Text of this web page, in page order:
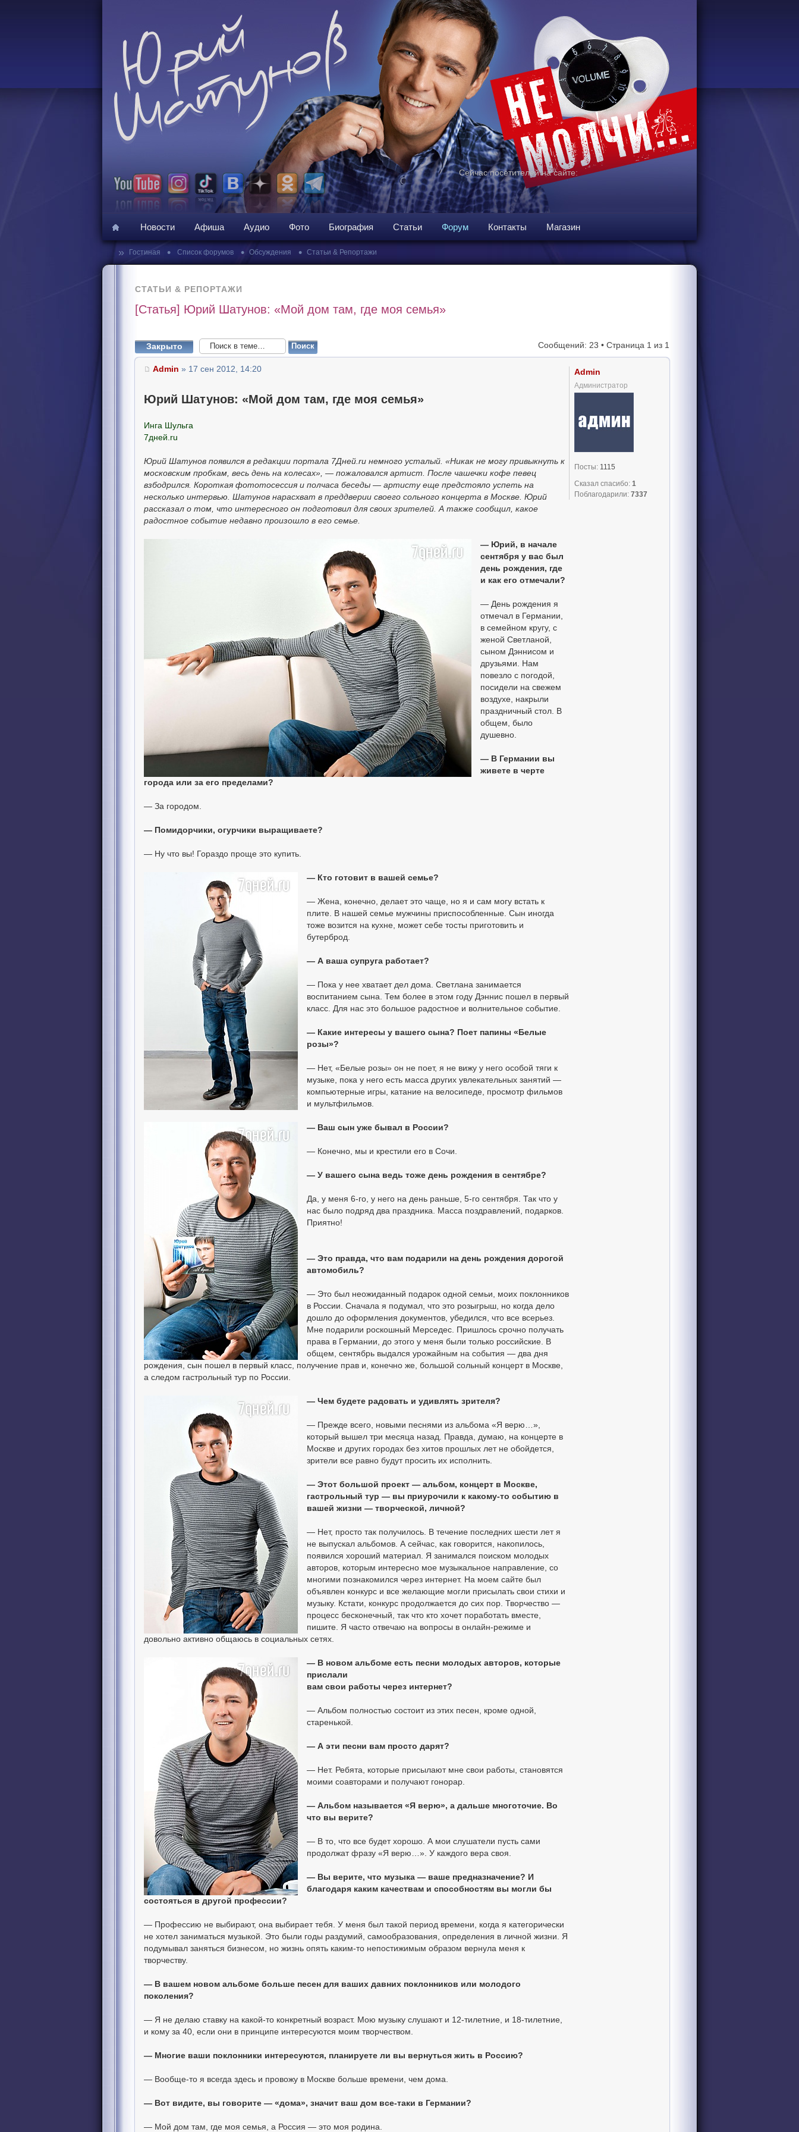
Сейчас посетителей на сайте:
Новости Афиша Аудио Фото Биография Статьи Форум Контакты Магазин
» Гостиная • Список форумов • Обсуждения • Статьи & Репортажи
СТАТЬИ & РЕПОРТАЖИ
[Статья] Юрий Шатунов: «Мой дом там, где моя семья»
Закрыто Сообщений: 23 • Страница 1 из 1
Admin » 17 сен 2012, 14:20
Юрий Шатунов: «Мой дом там, где моя семья»
Инга Шульга
7дней.ru
Юрий Шатунов появился в редакции портала 7Дней.ru немного усталый. «Никак не могу привыкнуть к
московским пробкам, весь день на колесах», — пожаловался артист. После чашечки кофе певец
взбодрился. Короткая фототосессия и полчаса беседы — артисту еще предстояло успеть на
несколько интервью. Шатунов нарасхват в преддверии своего сольного концерта в Москве. Юрий
рассказал о том, что интересного он подготовил для своих зрителей. А также сообщил, какое
радостное событие недавно произошло в его семье.
— Юрий, в начале
сентября у вас был
день рождения, где
и как его отмечали?
— День рождения я
отмечал в Германии,
в семейном кругу, с
женой Светланой,
сыном Дэннисом и
друзьями. Нам
повезло с погодой,
посидели на свежем
воздухе, накрыли
праздничный стол. В
общем, было
душевно.
— В Германии вы
живете в черте
города или за его пределами?
— За городом.
— Помидорчики, огурчики выращиваете?
— Ну что вы! Гораздо проще это купить.
— Кто готовит в вашей семье?
— Жена, конечно, делает это чаще, но я и сам могу встать к
плите. В нашей семье мужчины приспособленные. Сын иногда
тоже возится на кухне, может себе тосты приготовить и
бутерброд.
— А ваша супруга работает?
— Пока у нее хватает дел дома. Светлана занимается
воспитанием сына. Тем более в этом году Дэннис пошел в первый
класс. Для нас это большое радостное и волнительное событие.
— Какие интересы у вашего сына? Поет папины «Белые
розы»?
— Нет, «Белые розы» он не поет, я не вижу у него особой тяги к
музыке, пока у него есть масса других увлекательных занятий —
компьютерные игры, катание на велосипеде, просмотр фильмов
и мультфильмов.
— Ваш сын уже бывал в России?
— Конечно, мы и крестили его в Сочи.
— У вашего сына ведь тоже день рождения в сентябре?
Да, у меня 6-го, у него на день раньше, 5-го сентября. Так что у
нас было подряд два праздника. Масса поздравлений, подарков.
Приятно!
— Это правда, что вам подарили на день рождения дорогой
автомобиль?
— Это был неожиданный подарок одной семьи, моих поклонников
в России. Сначала я подумал, что это розыгрыш, но когда дело
дошло до оформления документов, убедился, что все всерьез.
Мне подарили роскошный Мерседес. Пришлось срочно получать
права в Германии, до этого у меня были только российские. В
общем, сентябрь выдался урожайным на события — два дня
рождения, сын пошел в первый класс, получение прав и, конечно же, большой сольный концерт в Москве,
а следом гастрольный тур по России.
— Чем будете радовать и удивлять зрителя?
— Прежде всего, новыми песнями из альбома «Я верю…»,
который вышел три месяца назад. Правда, думаю, на концерте в
Москве и других городах без хитов прошлых лет не обойдется,
зрители все равно будут просить их исполнить.
— Этот большой проект — альбом, концерт в Москве,
гастрольный тур — вы приурочили к какому-то событию в
вашей жизни — творческой, личной?
— Нет, просто так получилось. В течение последних шести лет я
не выпускал альбомов. А сейчас, как говорится, накопилось,
появился хороший материал. Я занимался поиском молодых
авторов, которым интересно мое музыкальное направление, со
многими познакомился через интернет. На моем сайте был
объявлен конкурс и все желающие могли присылать свои стихи и
музыку. Кстати, конкурс продолжается до сих пор. Творчество —
процесс бесконечный, так что кто хочет поработать вместе,
пишите. Я часто отвечаю на вопросы в онлайн-режиме и
довольно активно общаюсь в социальных сетях.
— В новом альбоме есть песни молодых авторов, которые
прислали
вам свои работы через интернет?
— Альбом полностью состоит из этих песен, кроме одной,
старенькой.
— А эти песни вам просто дарят?
— Нет. Ребята, которые присылают мне свои работы, становятся
моими соавторами и получают гонорар.
— Альбом называется «Я верю», а дальше многоточие. Во
что вы верите?
— В то, что все будет хорошо. А мои слушатели пусть сами
продолжат фразу «Я верю…». У каждого вера своя.
— Вы верите, что музыка — ваше предназначение? И
благодаря каким качествам и способностям вы могли бы
состояться в другой профессии?
— Профессию не выбирают, она выбирает тебя. У меня был такой период времени, когда я категорически
не хотел заниматься музыкой. Это были годы раздумий, самообразования, определения в личной жизни. Я
подумывал заняться бизнесом, но жизнь опять каким-то непостижимым образом вернула меня к
творчеству.
— В вашем новом альбоме больше песен для ваших давних поклонников или молодого
поколения?
— Я не делаю ставку на какой-то конкретный возраст. Мою музыку слушают и 12-тилетние, и 18-тилетние,
и кому за 40, если они в принципе интересуются моим творчеством.
— Многие ваши поклонники интересуются, планируете ли вы вернуться жить в Россию?
— Вообще-то я всегда здесь и провожу в Москве больше времени, чем дома.
— Вот видите, вы говорите — «дома», значит ваш дом все-таки в Германии?
— Мой дом там, где моя семья, а Россия — это моя родина.
Admin
Администратор
Посты: 1115
Сказал спасибо: 1
Поблагодарили: 7337